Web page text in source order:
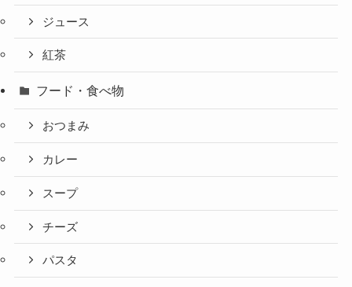
ジュース
紅茶
フード・食べ物
おつまみ
カレー
スープ
チーズ
パスタ